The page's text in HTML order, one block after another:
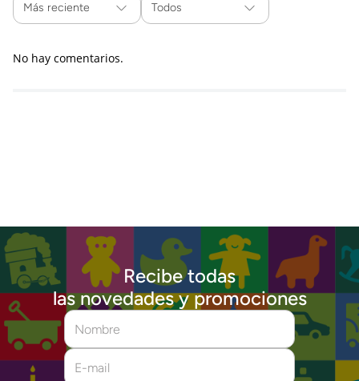
Más reciente Todos
No hay comentarios.
Recibe todas
las novedades y promociones